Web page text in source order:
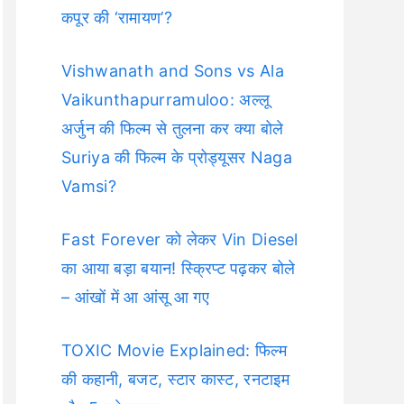
कपूर की ‘रामायण’?
Vishwanath and Sons vs Ala
Vaikunthapurramuloo: अल्लू
अर्जुन की फिल्म से तुलना कर क्या बोले
Suriya की फिल्म के प्रोड्यूसर Naga
Vamsi?
Fast Forever को लेकर Vin Diesel
का आया बड़ा बयान! स्क्रिप्ट पढ़कर बोले
– आंखों में आ आंसू आ गए
TOXIC Movie Explained: फिल्म
की कहानी, बजट, स्टार कास्ट, रनटाइम